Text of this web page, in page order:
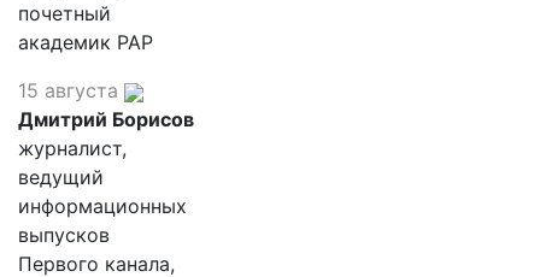
почетный
академик РАР
15 августа
Дмитрий Борисов
журналист,
ведущий
информационных
выпусков
Первого канала,